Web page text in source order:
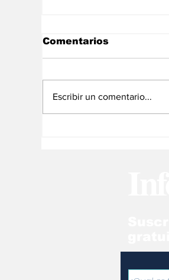
Comentarios
Escribir un comentario...